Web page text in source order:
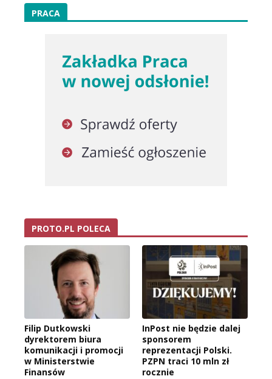
PRACA
PROTO.PL POLECA
Filip Dutkowski
dyrektorem biura
komunikacji i promocji
w Ministerstwie
Finansów
InPost nie będzie dalej
sponsorem
reprezentacji Polski.
PZPN traci 10 mln zł
rocznie